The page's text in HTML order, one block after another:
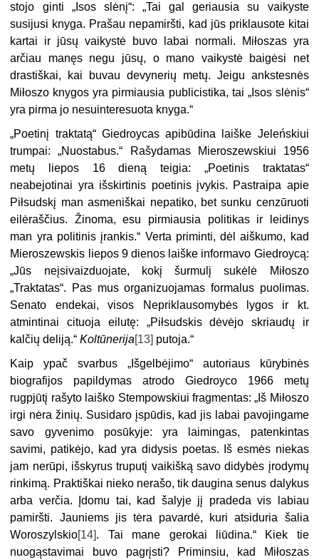
stojo ginti „Isos slėnį“: „Tai gal geriausia su vaikyste
susijusi knyga. Prašau nepamiršti, kad jūs priklausote kitai
kartai ir jūsų vaikystė buvo labai normali. Miłoszas yra
arčiau manęs negu jūsų, o mano vaikystė baigėsi net
drastiškai, kai buvau devynerių metų. Jeigu ankstesnės
Miłoszo knygos yra pirmiausia publicistika, tai „Isos slėnis“
yra pirma jo nesuinteresuota knyga.“
„Poetinį traktatą“ Giedroycas apibūdina laiške Jeleńskiui
trumpai: „Nuostabus.“ Rašydamas Mieroszewskiui 1956
metų liepos 16 dieną teigia: „Poetinis traktatas“
neabejotinai yra išskirtinis poetinis įvykis. Pastraipa apie
Piłsudskį man asmeniškai nepatiko, bet sunku cenzūruoti
eilėraščius. Žinoma, esu pirmiausia politikas ir leidinys
man yra politinis įrankis.“ Verta priminti, dėl aiškumo, kad
Mieroszewskis liepos 9 dienos laiške informavo Giedroycą:
„Jūs neįsivaizduojate, kokį šurmulį sukėlė Miłoszo
„Traktatas“. Pas mus organizuojamas formalus puolimas.
Senato endekai, visos Nepriklausomybės lygos ir kt.
atmintinai cituoja eilutę: „Piłsudskis dėvėjo skriaudų ir
kalčių deliją.“Koltūnerija[13] putoja.“
Kaip ypač svarbus „Išgelbėjimo“ autoriaus kūrybinės
biografijos papildymas atrodo Giedroyco 1966 metų
rugpjūtį rašyto laiško Stempowskiui fragmentas: „Iš Miłoszo
irgi nėra žinių. Susidaro įspūdis, kad jis labai pavojingame
savo gyvenimo posūkyje: yra laimingas, patenkintas
savimi, patikėjo, kad yra didysis poetas. Iš esmės niekas
jam nerūpi, išskyrus truputį vaikišką savo didybės įrodymų
rinkimą. Praktiškai nieko nerašo, tik daugina senus dalykus
arba verčia. Įdomu tai, kad šalyje jį pradeda vis labiau
pamiršti. Jauniems jis tėra pavardė, kuri atsiduria šalia
Woroszylskio[14]. Tai mane gerokai liūdina.“ Kiek tie
nuogąstavimai buvo pagrįsti? Priminsiu, kad Miłoszas